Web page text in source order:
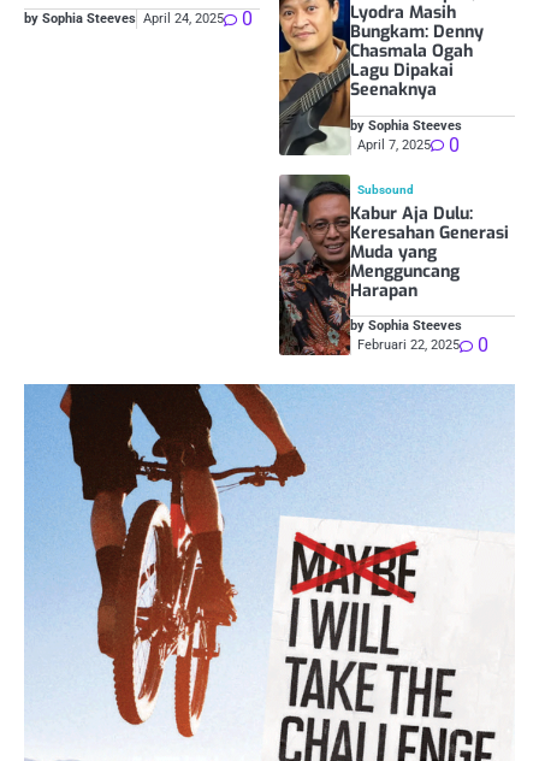
by Sophia Steeves April 24, 2025 0
Lyodra Masih
Bungkam: Denny
Chasmala Ogah
Lagu Dipakai
Seenaknya
by Sophia Steeves
April 7, 2025
0
Subsound
Kabur Aja Dulu:
Keresahan Generasi
Muda yang
Mengguncang
Harapan
by Sophia Steeves
Februari 22, 2025
0